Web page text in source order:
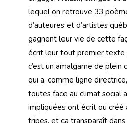
lequel on retrouve 33
d’auteures et d’artistes
gagnent leur vie de cette
écrit leur tout premier texte
c’est un amalgame de
qui a, comme ligne
toutes face au climat social
impliquées ont écrit ou
tripes, et ça transparaît